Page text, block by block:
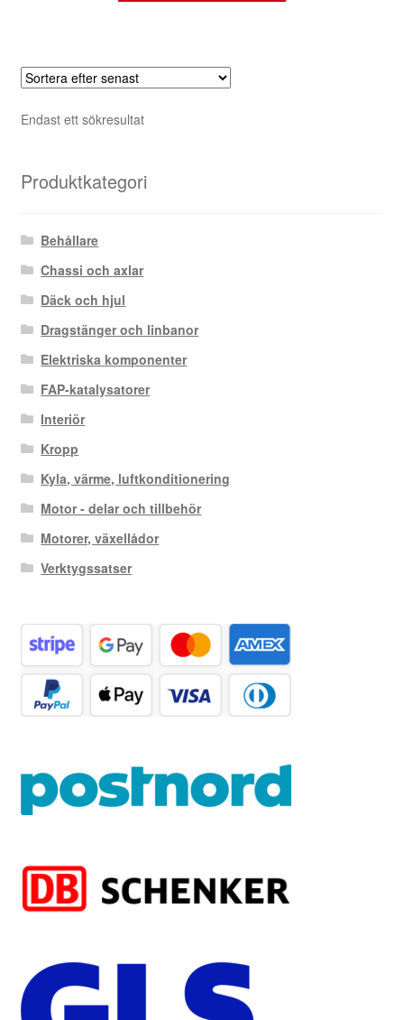
Endast ett sökresultat
Produktkategori
Behållare
Chassi och axlar
Däck och hjul
Dragstänger och linbanor
Elektriska komponenter
FAP-katalysatorer
Interiör
Kropp
Kyla, värme, luftkonditionering
Motor - delar och tillbehör
Motorer, växellådor
Verktygssatser